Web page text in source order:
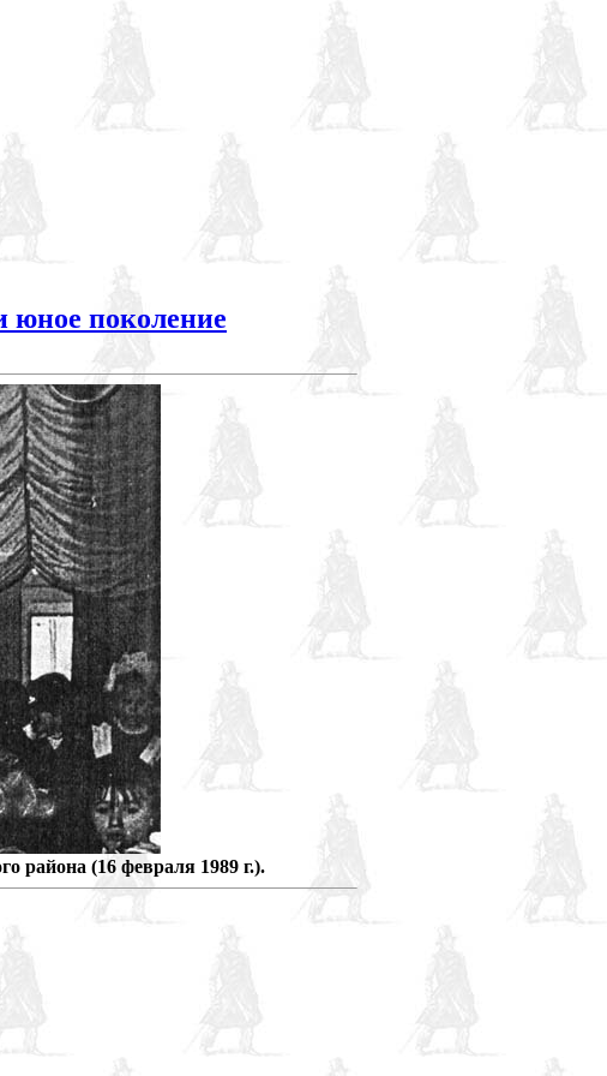
юное поколение
района (16 февраля 1989 г.).